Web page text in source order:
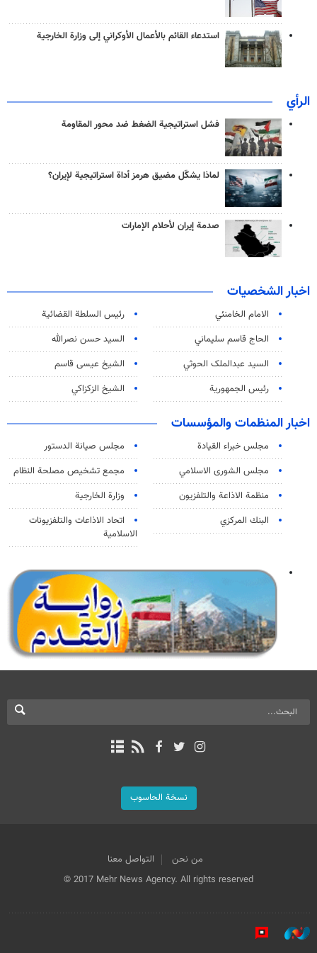
استدعاء القائم بالأعمال الأوكراني إلى وزارة الخارجية
الرأي
فشل استراتيجية الضغط ضد محور المقاومة
لماذا يشكّل مضيق هرمز أداة استراتيجية لإيران؟
صدمة إيران لأحلام الإمارات
اخبار الشخصيات
الامام الخامنئي
رئیس السلطة القضائیة
الحاج قاسم سليماني
السيد حسن نصرالله
السید عبدالملک الحوثي
الشيخ عيسى قاسم
رئيس الجمهورية
الشيخ الزكزاكي
اخبار المنظمات والمؤسسات
مجلس خبراء القيادة
مجلس صيانة الدستور
مجلس الشورى الاسلامي
مجمع تشخيص مصلحة النظام
منظمة الاذاعة والتلفزیون
وزارة الخارجية
البنك المركزي
اتحاد الاذاعات والتلفزيونات
الاسلامية
نسخة الحاسوب
من نحن
التواصل معنا
© 2017 Mehr News Agency. All rights reserved